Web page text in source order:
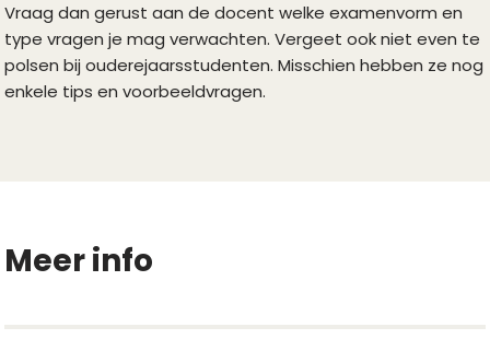
Vraag dan gerust aan de docent welke examenvorm en
type vragen je mag verwachten. Vergeet ook niet even te
polsen bij ouderejaarsstudenten. Misschien hebben ze nog
enkele tips en voorbeeldvragen.
Meer info